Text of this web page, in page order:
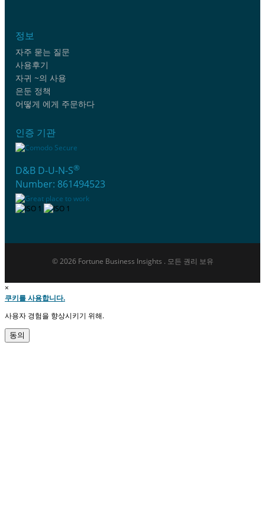
정보
자주 묻는 질문
사용후기
자귀 ~의 사용
은둔 정책
어떻게 에게 주문하다
인증 기관
D&B D-U-N-S®
Number: 861494523
© 2026 Fortune Business Insights . 모든 권리 보유
×
쿠키를 사용합니다.
사용자 경험을 향상시키기 위해.
동의